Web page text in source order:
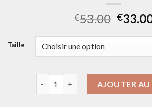
€53.00 €
Taille
AJOUTER AU